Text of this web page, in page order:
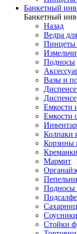
Банкетный
Банкетный
Назад
Ведра
Подносы
Вазы и
Емкости
Емкости
Колпаки
Корзины
Креманки
Мармит
Подносы
Стойки